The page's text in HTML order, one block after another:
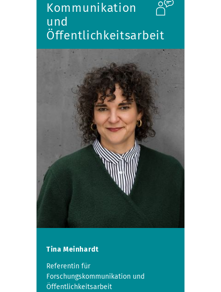
Kommunikation
und
Öffentlichkeitsarbeit
Tina Meinhardt
Referentin für
Forschungskommunikation und
Öffentlichkeitsarbeit